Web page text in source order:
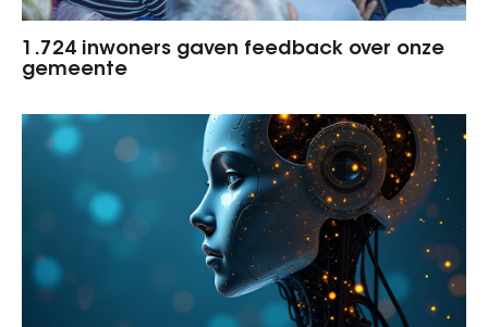
1.724 inwoners gaven feedback over onze
gemeente